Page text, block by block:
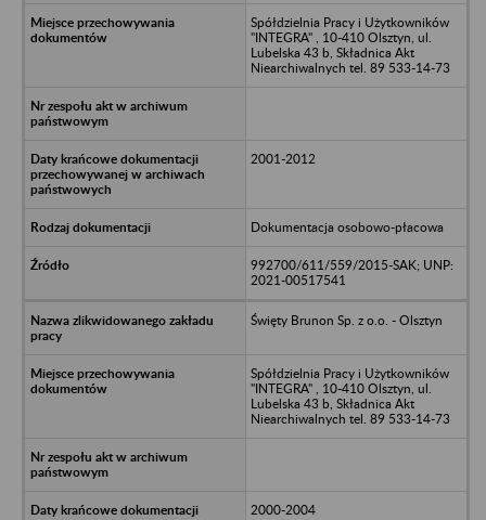
Spółdzielnia Pracy i Użytkowników
"INTEGRA" , 10-410 Olsztyn, ul.
Lubelska 43 b, Składnica Akt
Niearchiwalnych tel. 89 533-14-73
2001-2012
Dokumentacja osobowo-płacowa
992700/611/559/2015-SAK; UNP:
2021-00517541
Święty Brunon Sp. z o.o. - Olsztyn
Spółdzielnia Pracy i Użytkowników
"INTEGRA" , 10-410 Olsztyn, ul.
Lubelska 43 b, Składnica Akt
Niearchiwalnych tel. 89 533-14-73
2000-2004